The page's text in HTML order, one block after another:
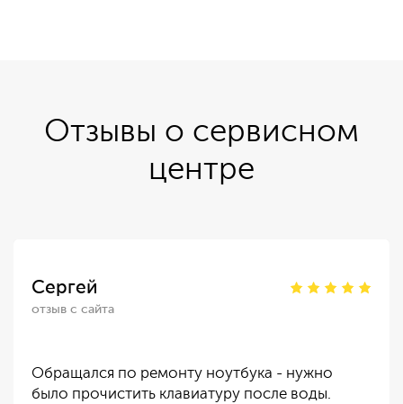
Отзывы о сервисном
центре
Сергей
отзыв с сайта
Обращался по ремонту ноутбука - нужно
было прочистить клавиатуру после воды.